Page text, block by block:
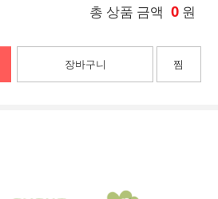
총 상품 금액 0 원
장바구니 찜